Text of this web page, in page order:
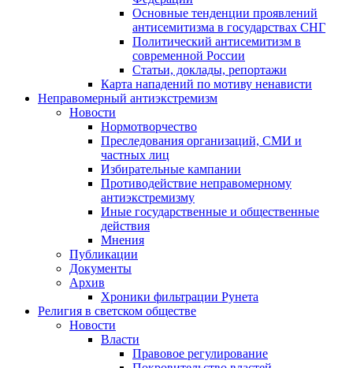
Основные тенденции проявлений
антисемитизма в государствах СНГ
Политический антисемитизм в
современной России
Статьи, доклады, репортажи
Карта нападений по мотиву ненависти
Неправомерный антиэкстремизм
Новости
Нормотворчество
Преследования организаций, СМИ и
частных лиц
Избирательные кампании
Противодействие неправомерному
антиэкстремизму
Иные государственные и общественные
действия
Мнения
Публикации
Документы
Архив
Хроники фильтрации Рунета
Религия в светском обществе
Новости
Власти
Правовое регулирование